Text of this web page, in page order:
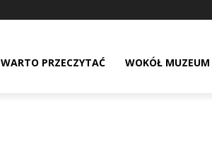
WARTO PRZECZYTAĆ WOKÓŁ MUZEUM